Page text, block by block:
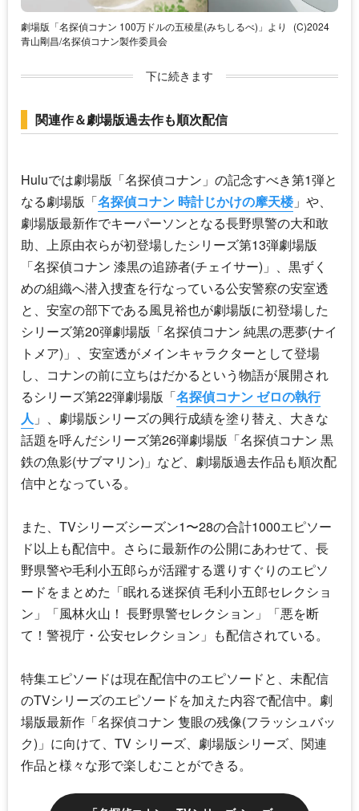
劇場版「名探偵コナン 100万ドルの五稜星(みちしるべ)」より
(C)2024
青山剛昌/名探偵コナン製作委員会
下に続きます
関連作＆劇場版過去作も順次配信
Huluでは劇場版「名探偵コナン 」の記念すべき第1弾と
なる劇場版「名探偵コナン 時計じかけの摩天楼」や、
劇場版最新作でキーパーソンとなる長野県警の大和敢
助、上原由衣らが初登場したシリーズ第13弾劇場版
「名探偵コナン 漆黒の追跡者(チェイサー)」、黒ずく
めの組織へ潜入捜査を行なっている公安警察の安室透
と、安室の部下である風見裕也が劇場版に初登場した
シリーズ第20弾劇場版「名探偵コナン 純黒の悪夢(ナイ
トメア)」、安室透がメインキャラクターとして登場
し、コナンの前に立ちはだかるという物語が展開され
るシリーズ第22弾劇場版「名探偵コナン ゼロの執行
人 」、劇場版シリーズの興行成績を塗り替え、大きな
話題を呼んだシリーズ第26弾劇場版「名探偵コナン 黒
鉄の魚影(サブマリン)」など、劇場版過去作品も順次配
信中となっている。
また、TVシリーズシーズン1〜28の合計1000エピソー
ド以上も配信中。さらに最新作の公開にあわせて、長
野県警や毛利小五郎らが活躍する選りすぐりのエピソ
ードをまとめた「眠れる迷探偵 毛利小五郎セレクショ
ン」「風林火山！ 長野県警セレクション」「悪を断
て！警視庁・公安セレクション」も配信されている。
特集エピソードは現在配信中のエピソードと、未配信
のTVシリーズのエピソードを加えた内容で配信中。劇
場版最新作「名探偵コナン 隻眼の残像(フラッシュバッ
ク)」に向けて、TV シリーズ、劇場版シリーズ、関連
作品と様々な形で楽しむことができる。